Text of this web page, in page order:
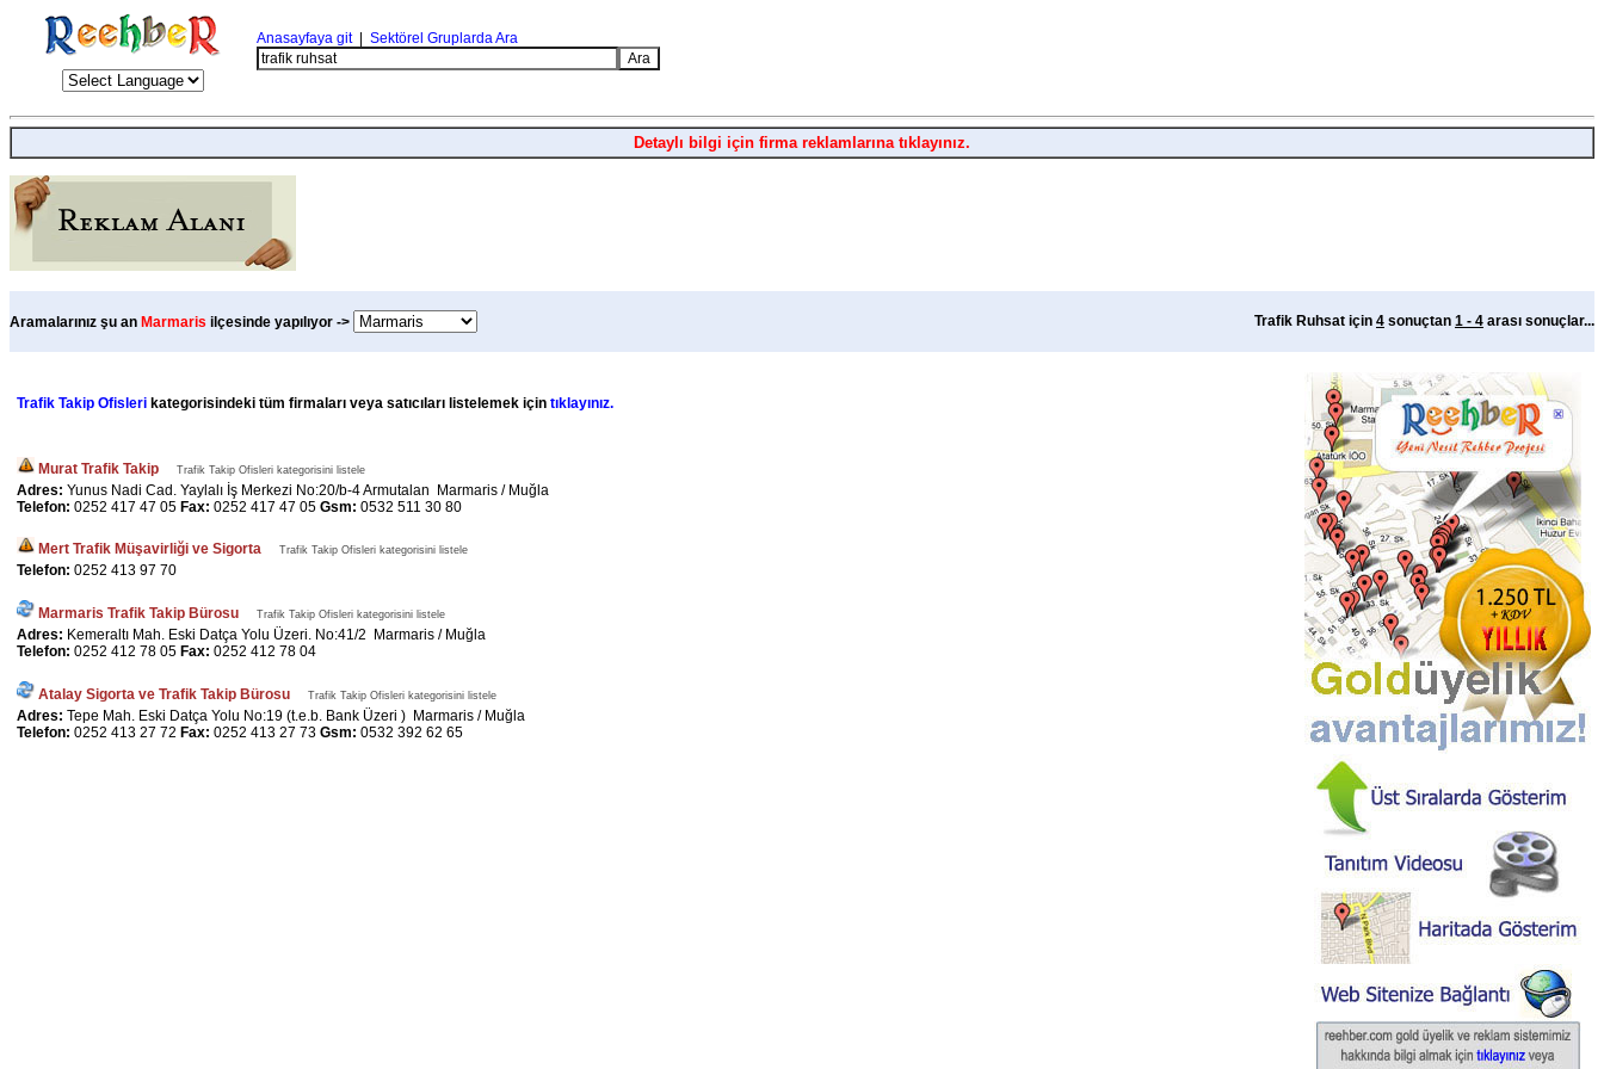
Anasayfaya git| Sektörel Gruplarda Ara
Detaylı bilgi için firma reklamlarına tıklayınız.
Aramalarınız şu an Marmaris ilçesinde yapılıyor -> Trafik Ruhsat için 4 sonuçtan 1 - 4 arası sonuçlar...
Trafik Takip Ofisleri kategorisindeki tüm firmaları veya satıcıları listelemek için tıklayınız.
Murat Trafik Takip Trafik Takip Ofisleri kategorisini listele
Adres: Yunus Nadi Cad. Yaylalı İş Merkezi No:20/b-4 Armutalan Marmaris / Muğla
Telefon: 0252 417 47 05 Fax: 0252 417 47 05 Gsm: 0532 511 30 80
Mert Trafik Müşavirliği ve Sigorta Trafik Takip Ofisleri kategorisini listele
Telefon: 0252 413 97 70
Marmaris Trafik Takip Bürosu Trafik Takip Ofisleri kategorisini listele
Adres: Kemeraltı Mah. Eski Datça Yolu Üzeri. No:41/2 Marmaris / Muğla
Telefon: 0252 412 78 05 Fax: 0252 412 78 04
Atalay Sigorta ve Trafik Takip Bürosu Trafik Takip Ofisleri kategorisini listele
Adres: Tepe Mah. Eski Datça Yolu No:19 (t.e.b. Bank Üzeri ) Marmaris / Muğla
Telefon: 0252 413 27 72 Fax: 0252 413 27 73 Gsm: 0532 392 62 65